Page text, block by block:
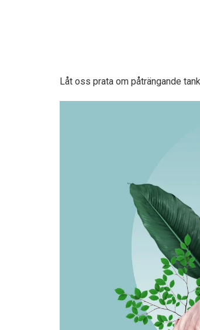
Låt oss prata om påträngande